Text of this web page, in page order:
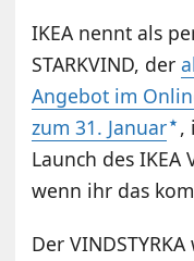
IKEA nennt als
STARKVIND, der
Angebot im
zum 31. Januar ,
Launch des IKEA
wenn ihr das
Der